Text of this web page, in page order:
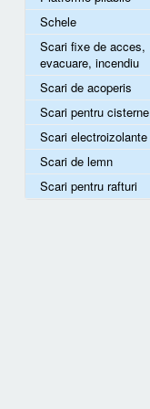
Schele
Scari fixe de acces,
evacuare, incendiu
Scari de acoperis
Scari pentru cisterne
Scari electroizolante
Scari de lemn
Scari pentru rafturi